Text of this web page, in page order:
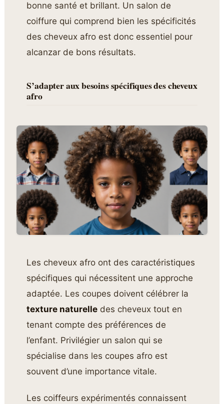
bonne santé et brillant. Un salon de
coiffure qui comprend bien les spécificités
des cheveux afro est donc essentiel pour
alcanzar de bons résultats.
S’adapter aux besoins spécifiques des cheveux
afro
Les cheveux afro ont des caractéristiques
spécifiques qui nécessitent une approche
adaptée. Les coupes doivent célébrer la
texture naturelle des cheveux tout en
tenant compte des préférences de
l’enfant. Privilégier un salon qui se
spécialise dans les coupes afro est
souvent d’une importance vitale.
Les coiffeurs expérimentés connaissent